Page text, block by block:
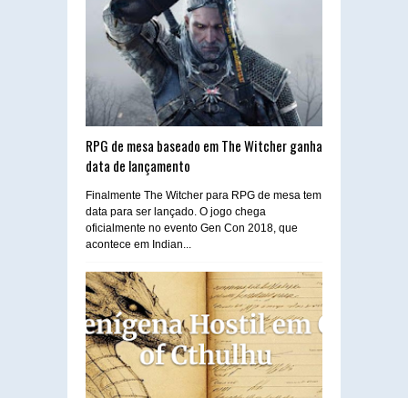
RPG de mesa baseado em The Witcher ganha
data de lançamento
Finalmente The Witcher para RPG de mesa tem
data para ser lançado. O jogo chega
oficialmente no evento Gen Con 2018, que
acontece em Indian...